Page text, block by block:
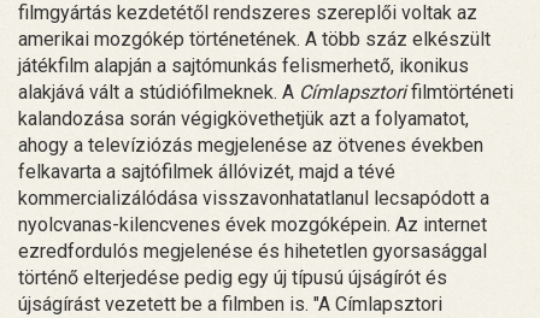
filmgyártás kezdetétől rendszeres szereplői voltak az
amerikai mozgókép történetének. A több száz elkészült
játékfilm alapján a sajtómunkás felismerhető, ikonikus
alakjává vált a stúdiófilmeknek. A Címlapsztorifilmtörténeti
kalandozása során végigkövethetjük azt a folyamatot,
ahogy a televíziózás megjelenése az ötvenes években
felkavarta a sajtófilmek állóvizét, majd a tévé
kommercializálódása visszavonhatatlanul lecsapódott a
nyolcvanas-kilencvenes évek mozgóképein. Az internet
ezredfordulós megjelenése és hihetetlen gyorsasággal
történő elterjedése pedig egy új típusú újságírót és
újságírást vezetett be a filmben is. "A Címlapsztori